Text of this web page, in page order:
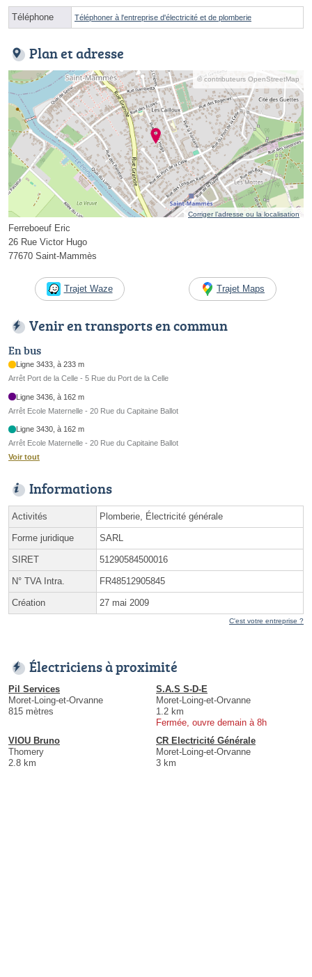
Téléphone Téléphoner à l'entreprise d'électricité et de plomberie
Plan et adresse
© contributeurs OpenStreetMap
Corriger l’adresse ou la localisation
Ferreboeuf Eric
26 Rue Victor Hugo
77670 Saint-Mammès
Trajet Waze Trajet Maps
Venir en transports en commun
En bus
Ligne 3433, à 233 m
Arrêt Port de la Celle - 5 Rue du Port de la Celle
Ligne 3436, à 162 m
Arrêt Ecole Maternelle - 20 Rue du Capitaine Ballot
Ligne 3430, à 162 m
Arrêt Ecole Maternelle - 20 Rue du Capitaine Ballot
Voir tout
Informations
Activités Plomberie, Électricité générale
Forme juridique SARL
SIRET 51290584500016
N° TVA Intra. FR48512905845
Création 27 mai 2009
C'est votre entreprise ?
Électriciens à proximité
Pil Services
Moret-Loing-et-Orvanne
815 mètres
S.A.S S-D-E
Moret-Loing-et-Orvanne
1.2 km
Fermée, ouvre demain à 8h
VIOU Bruno
Thomery
2.8 km
CR Electricité Générale
Moret-Loing-et-Orvanne
3 km